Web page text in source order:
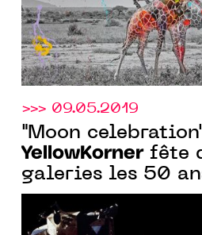
>>> 09.05.2019
"Moon
YellowKornerfête
galeries les 50
premiers pas de
lune